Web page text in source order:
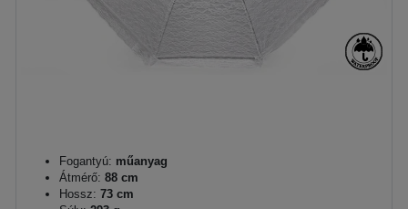
Fogantyú: műanyag
Átmérő: 88 cm
Hossz: 73 cm